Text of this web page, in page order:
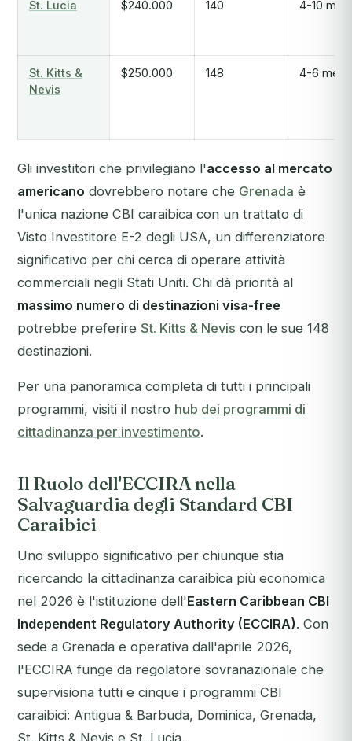
St. Lucia $240.000 140 4-10 mesi
St. Kitts &
Nevis
$250.000 148 4-6 mesi
Gli investitori che privilegiano l'accesso al mercato
americano dovrebbero notare che Grenada è
l'unica nazione CBI caraibica con un trattato di
Visto Investitore E-2 degli USA, un differenziatore
significativo per chi cerca di operare attività
commerciali negli Stati Uniti. Chi dà priorità al
massimo numero di destinazioni visa-free
potrebbe preferire St. Kitts & Nevis con le sue 148
destinazioni.
Per una panoramica completa di tutti i principali
programmi, visiti il nostro hub dei programmi di
cittadinanza per investimento.
Il Ruolo dell'ECCIRA nella
Salvaguardia degli Standard CBI
Caraibici
Uno sviluppo significativo per chiunque stia
ricercando la cittadinanza caraibica più economica
nel 2026 è l'istituzione dell'Eastern Caribbean CBI
Independent Regulatory Authority (ECCIRA). Con
sede a Grenada e operativa dall'aprile 2026,
l'ECCIRA funge da regolatore sovranazionale che
supervisiona tutti e cinque i programmi CBI
caraibici: Antigua & Barbuda, Dominica, Grenada,
St. Kitts & Nevis e St. Lucia.